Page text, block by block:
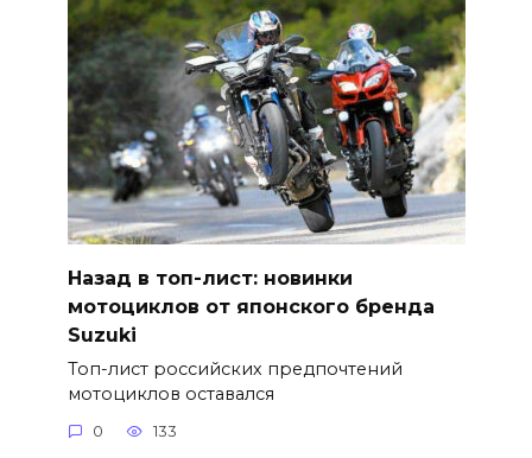
Назад в топ-лист: новинки
мотоциклов от японского бренда
Suzuki
Топ-лист российских предпочтений
мотоциклов оставался
0 133